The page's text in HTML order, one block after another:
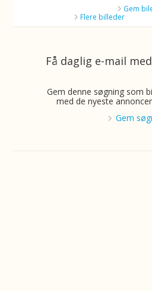
Gem
Flere billeder
Få daglig e-mail
Gem denne søgning som
med de nyeste
Gem